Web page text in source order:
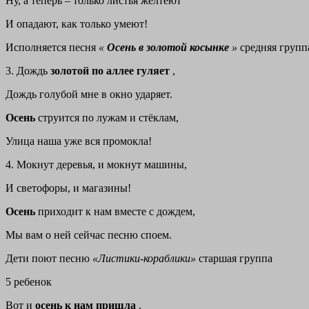
И опадают, как только умеют!
Исполняется песня « Осень в золотой косынке » средняя
3. Дождь золотой по аллее гуляет ,
Дождь голубой мне в окно ударяет.
Осень струится по лужам и стёклам,
Улица наша уже вся промокла!
4. Мокнут деревья, и мокнут машины,
И светофоры, и магазины!
Осень приходит к нам вместе с дождем,
Мы вам о ней сейчас песню споем.
Дети поют песню «Листики-кораблики» старшая группа
5 ребенок
Вот и осень к нам пришла ,